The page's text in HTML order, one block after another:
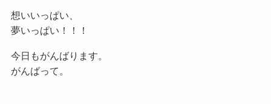
想いいっぱい、
夢いっぱい！！！
今日もがんばります。
がんばって。